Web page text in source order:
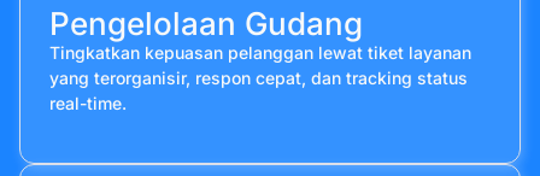
Pengelolaan Gudang
Tingkatkan kepuasan pelanggan lewat tiket layanan
yang terorganisir, respon cepat, dan tracking status
real-time.